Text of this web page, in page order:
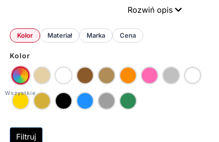
modele wyróżniają się
wykonania i
energooszczędnością,
idealne do codziennego
użytku. Oferujemy
warianty z abażurami z
naturalnych materiałów i
Rozwiń opis
Kolor Materiał Marka Cena
Kolor
Filtruj